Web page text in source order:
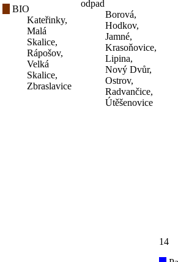
BIO
Kateřinky,
Malá
Skalice,
Rápošov,
Velká
Skalice,
Zbraslavice
odpad
Borová,
Hodkov,
Jamné,
Krasoňovice,
Lipina,
Nový Dvůr,
Ostrov,
Radvančice,
Útěšenovice
14